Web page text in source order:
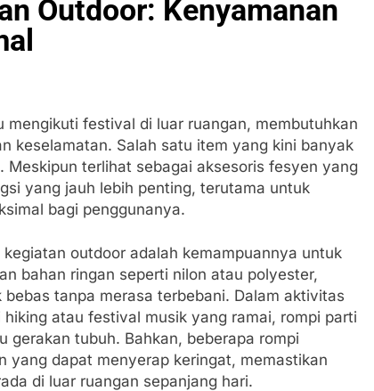
Outdoor: Kenyamanan
festival di luar ruangan, membutuhkan
keselamatan. Salah satu item yang kini banyak
terlihat sebagai aksesoris fesyen yang
yang jauh lebih penting, terutama untuk
bagi penggunanya.
kegiatan outdoor adalah kemampuannya untuk
bahan ringan seperti nilon atau polyester,
tanpa merasa terbebani. Dalam aktivitas
atau festival musik yang ramai, rompi parti
gerakan tubuh. Bahkan, beberapa rompi
yang dapat menyerap keringat, memastikan
di luar ruangan sepanjang hari.